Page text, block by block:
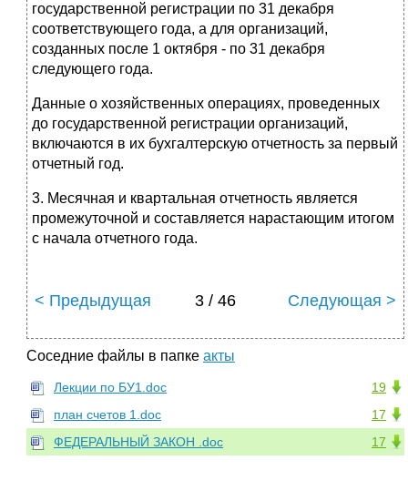
государственной регистрации по 31 декабря
соответствующего года, а для организаций,
созданных после 1 октября - по 31 декабря
следующего года.
Данные о хозяйственных операциях, проведенных
до государственной регистра­ции организаций,
включаются в их бухгалтерскую отчетность за первый
отчетный год.
3. Месячная и квартальная отчетность является
промежуточной и составляет­ся нарастающим итогом
с начала отчетного года.
< Предыдущая 3 / 46 Следующая >
Соседние файлы в папке акты
19
Лекции по БУ1.doc
17
план счетов 1.doc
17
ФЕДЕРАЛЬНЫЙ ЗАКОН .doc